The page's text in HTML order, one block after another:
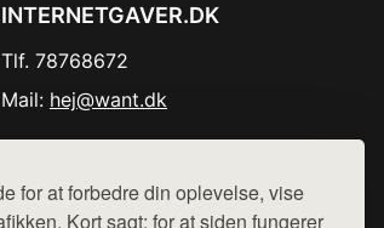
for at forbedre din oplevelse, vise
Kort sagt: for at siden fungerer
INTERNETGAVER.DK
Tlf. 78768672
Mail: hej@want.dk